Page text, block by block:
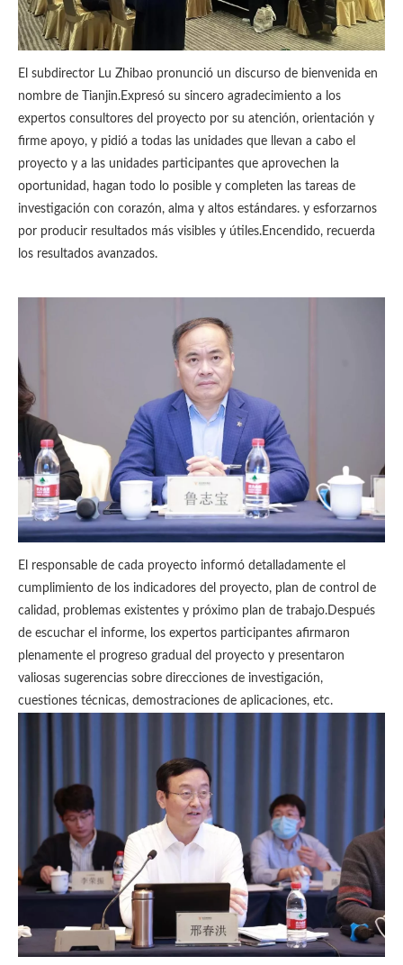
El subdirector Lu Zhibao pronunció un discurso de bienvenida en
nombre de Tianjin.Expresó su sincero agradecimiento a los
expertos consultores del proyecto por su atención, orientación y
firme apoyo, y pidió a todas las unidades que llevan a cabo el
proyecto y a las unidades participantes que aprovechen la
oportunidad, hagan todo lo posible y completen las tareas de
investigación con corazón, alma y altos estándares. y esforzarnos
por producir resultados más visibles y útiles.Encendido, recuerda
los resultados avanzados.
El responsable de cada proyecto informó detalladamente el
cumplimiento de los indicadores del proyecto, plan de control de
calidad, problemas existentes y próximo plan de trabajo.Después
de escuchar el informe, los expertos participantes afirmaron
plenamente el progreso gradual del proyecto y presentaron
valiosas sugerencias sobre direcciones de investigación,
cuestiones técnicas, demostraciones de aplicaciones, etc.